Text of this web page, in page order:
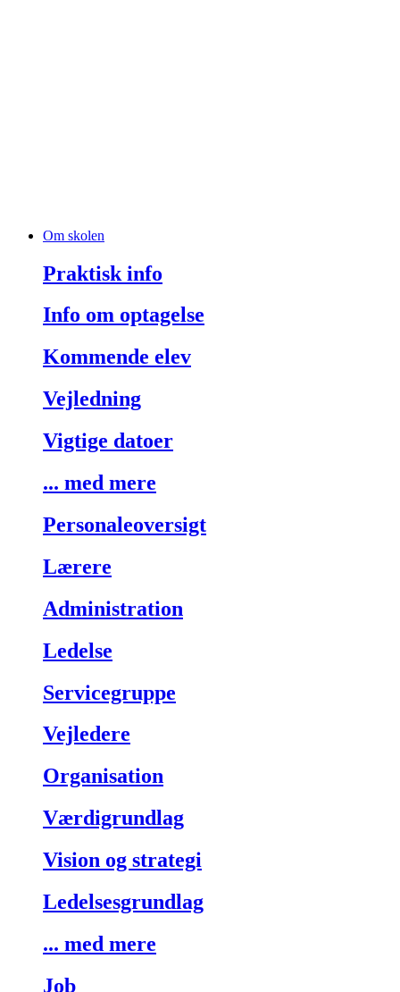
Om skolen
Praktisk info
Info om optagelse
Kommende elev
Vejledning
Vigtige datoer
... med mere
Personaleoversigt
Lærere
Administration
Ledelse
Servicegruppe
Vejledere
Organisation
Værdigrundlag
Vision og strategi
Ledelsesgrundlag
... med mere
Job